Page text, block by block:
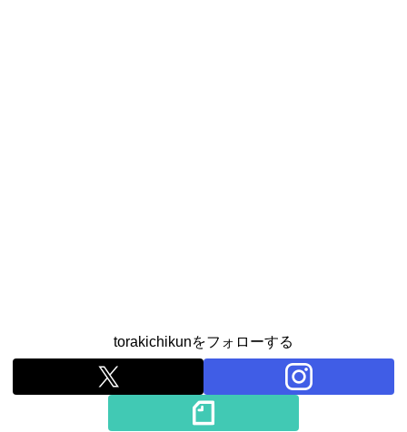
torakichikunをフォローする